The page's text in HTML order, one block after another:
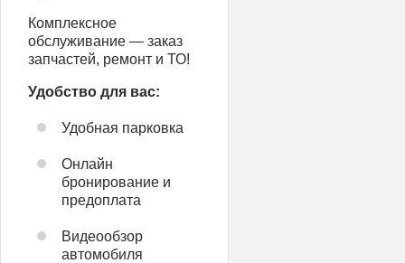
Комплексное
обслуживание — заказ
запчастей, ремонт и ТО!
Удобство для вас:
Удобная парковка
Онлайн
бронирование и
предоплата
Видеообзор
автомобиля